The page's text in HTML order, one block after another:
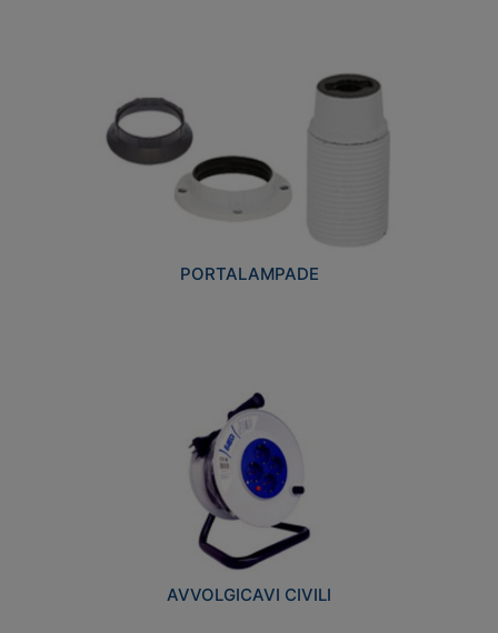
PORTALAMPADE
AVVOLGICAVI CIVILI